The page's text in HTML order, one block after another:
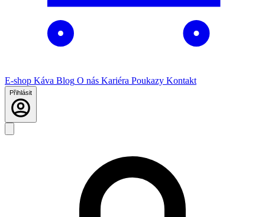
E-shop Káva Blog O nás Kariéra Poukazy Kontakt
Přihlásit